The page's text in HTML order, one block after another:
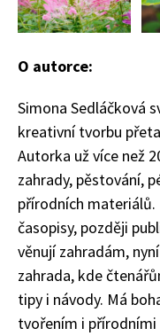
O autorce:
Simona Sedláčková
kreativní tvorbu
Autorka už více než
zahrady, pěstování,
přírodních
časopisy, později
věnují zahradám,
zahrada, kde
tipy i návody. Má
tvořením i přírodními